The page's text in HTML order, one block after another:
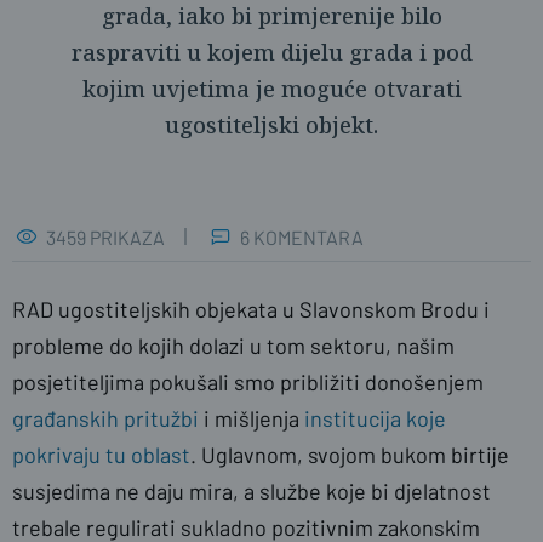
grada, iako bi primjerenije bilo
raspraviti u kojem dijelu grada i pod
kojim uvjetima je moguće otvarati
ugostiteljski objekt.
naslovnica Jerko Zovak
3459 PRIKAZA 6 KOMENTARA
RAD ugostiteljskih objekata u Slavonskom Brodu i
probleme do kojih dolazi u tom sektoru, našim
posjetiteljima pokušali smo približiti donošenjem
građanskih pritužbi i mišljenja institucija koje
pokrivaju tu oblast. Uglavnom, svojom bukom birtije
susjedima ne daju mira, a službe koje bi djelatnost
trebale regulirati sukladno pozitivnim zakonskim